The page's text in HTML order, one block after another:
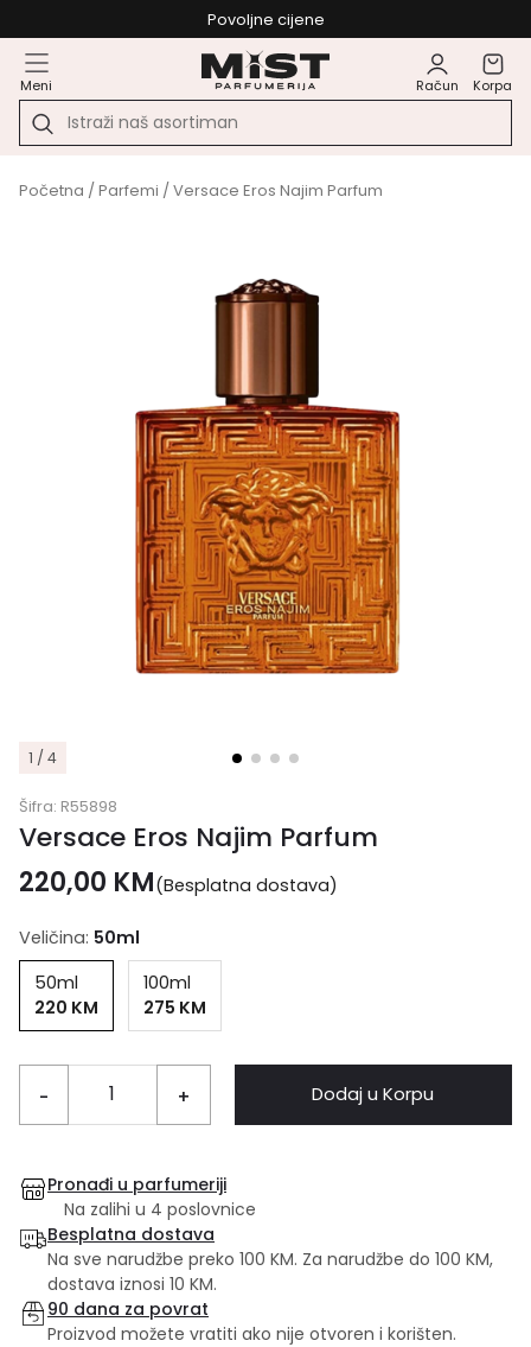
Povoljne cijene
Meni Račun Korpa
Početna /Parfemi / Versace Eros Najim Parfum
1 / 4
Šifra: R55898
Versace Eros Najim Parfum
220,00 KM(Besplatna dostava)
Veličina: 50ml
50ml
220 KM
100ml
275 KM
- + Dodaj u Korpu
Pronađi u parfumeriji
Na zalihi u 4 poslovnice
Besplatna dostava
Na sve narudžbe preko 100 KM. Za narudžbe do 100 KM,
dostava iznosi 10 KM.
90 dana za povrat
Proizvod možete vratiti ako nije otvoren i korišten.